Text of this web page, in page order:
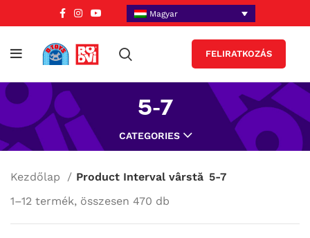
Magyar
FELIRATKOZÁS
5-7
CATEGORIES
Kezdőlap Product Interval vârstă 5-7
1–12 termék, összesen 470 db